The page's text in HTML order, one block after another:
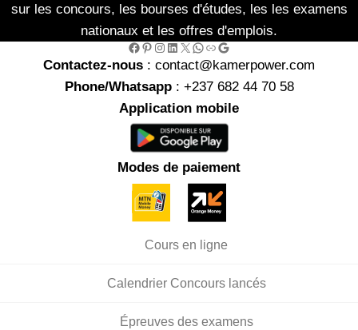
sur les concours, les bourses d'études, les les examens
nationaux et les offres d'emplois.
Facebook Pinterest InstagramLinkedIn X WhatsApp Link Google
Contactez-nous : contact@kamerpower.com
Phone/Whatsapp: +237 682 44 70 58
Application mobile
Modes de paiement
Cours en ligne
Calendrier Concours lancés
Épreuves des examens